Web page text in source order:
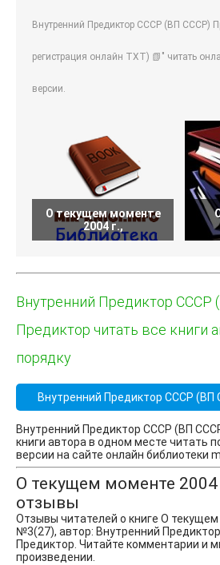
Внутренний Предиктор СССР (ВП СССР)
регистрация онлайн TXT) 📗" читать
версии.
О текущем моменте
2004 г.,
Внутренний Предиктор СССР
Предиктор читать все книги
порядку
Внутренний Предиктор СССР (ВП
Внутренний Предиктор СССР (ВП
книги автора в одном месте читать
версии на сайте онлайн библиотеки
О текущем моменте
отзывы
Отзывы читателей о книге О текущем
№3(27), автор: Внутренний
Предиктор. Читайте комментарии и
произведении.